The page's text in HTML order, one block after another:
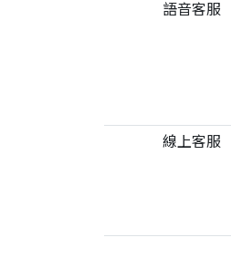
語音客服
線上客服